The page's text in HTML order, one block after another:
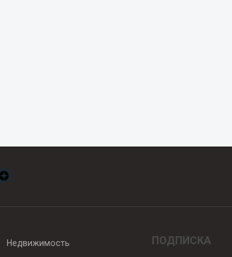
Недвижимость ПОДПИСКА